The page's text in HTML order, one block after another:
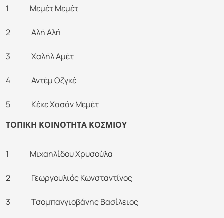
1 Μεμέτ Μεμέτ
2 Αλή Αλή
3 Χαλήλ Αμέτ
4 Αντέμ Οζγκέ
5 Κέκε Χασάν Μεμέτ
ΤΟΠΙΚΗ ΚΟΙΝΟΤΗΤΑ ΚΟΣΜΙΟΥ
1 Μιχαηλίδου Χρυσούλα
2 Γεωργουλιός Κωνσταντίνος
3 Τσομπανγιοβάνης Βασίλειος